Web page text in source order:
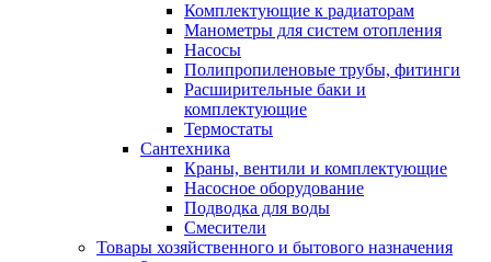
Комплектующие к радиаторам
Манометры для систем отопления
Насосы
Полипропиленовые трубы, фитинги
Расширительные баки и
комплектующие
Термостаты
Сантехника
Краны, вентили и комплектующие
Насосное оборудование
Подводка для воды
Смесители
Товары хозяйственного и бытового назначения